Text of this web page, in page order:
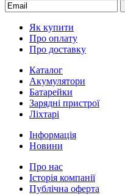
Як купити
Про оплату
Про доставку
Каталог
Акумулятори
Батарейки
Зарядні пристрої
Ліхтарі
Інформація
Новини
Про нас
Історія компанії
Публічна оферта